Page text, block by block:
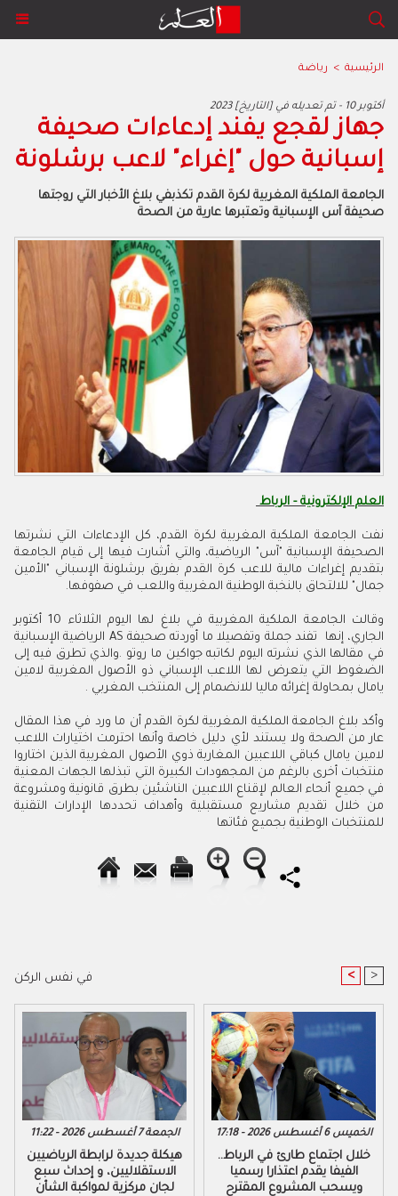
الرئيسية > رياضة
2023 أكتوبر 10 - تم تعديله في [التاريخ]
جهاز لقجع يفند إدعاءات صحيفة
إسبانية حول "إغراء" لاعب برشلونة
الجامعة الملكية المغربية لكرة القدم تكذبفي بلاغ الأخبار التي روجتها
صحيفة آس الإسبانية وتعتبرها عارية من الصحة
العلم الإلكترونية - الرباط
نفت الجامعة الملكية المغربية لكرة القدم، كل الإدعاءات التي نشرتها
الصحيفة الإسبانية "آس" الرياضية، والتي أشارت فيها إلى قيام الجامعة
بتقديم إغراءات مالية للاعب كرة القدم بفريق برشلونة الإسباني "الأمين
جمال" للالتحاق بالنخبة الوطنية المغربية واللعب في صفوفها.
وقالت الجامعة الملكية المغربية في بلاغ لها اليوم الثلاثاء 10 أكتوبر
الجاري، إنها تفند جملة وتفصيلا ما أوردته صحيفة AS الرياضية الإسبانية
في مقالها الذي نشرته اليوم لكاتبه جواكين ما روتو .والذي تطرق فيه إلى
الضغوط التي يتعرض لها اللاعب الإسباني ذو الأصول المغربية لامين
يامال بمحاولة إغرائه ماليا للانضمام إلى المنتخب المغربي .
وأكد بلاغ الجامعة الملكية المغربية لكرة القدم أن ما ورد في هذا المقال
عار من الصحة ولا يستند لأي دليل خاصة وأنها احترمت اختيارات اللاعب
لامين يامال كباقي اللاعبين المغاربة ذوي الأصول المغربية الذين اختاروا
منتخبات أخرى بالرغم من المجهودات الكبيرة التي تبذلها الجهات المعنية
في جميع أنحاء العالم لإقناع اللاعبين الناشئين بطرق قانونية ومشروعة
من خلال تقديم مشاريع مستقبلية وأهداف تحددها الإدارات التقنية
للمنتخبات الوطنية بجميع فئاتها
في نفس الركن < >
الجمعة 7 أغسطس 2026 - 11:22
هيكلة جديدة لرابطة الرياضيين
الاستقلاليين، و إحداث سبع
لجان مركزية لمواكبة الشأن
الخميس 6 أغسطس 2026 - 17:18
خلال اجتماع طارئ في الرباط..
الفيفا يقدم اعتذارا رسميا
ويسحب المشروع المقترح